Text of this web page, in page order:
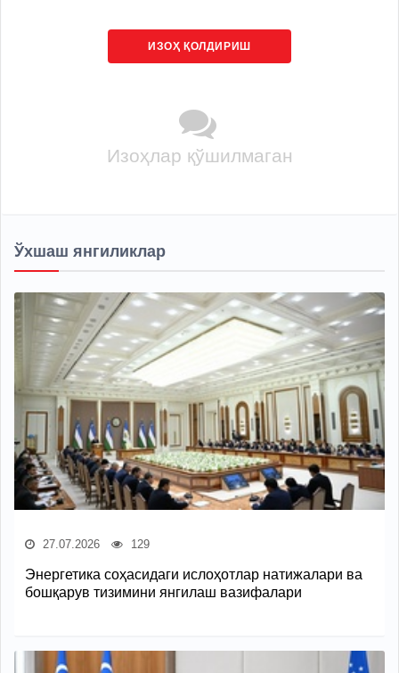
ИЗОҲ ҚОЛДИРИШ
Изоҳлар қўшилмаган
Ўхшаш янгиликлар
27.07.2026 129
Энергетика соҳасидаги ислоҳотлар натижалари ва
бошқарув тизимини янгилаш вазифалари